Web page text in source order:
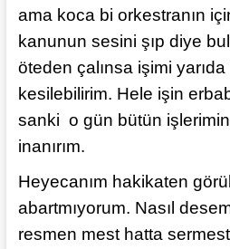
ama koca bi orkestranın
kanunun sesini şıp diye
öteden çalınsa işimi
kesilebilirim. Hele işin
sanki o gün bütün
inanırım.
Heyecanım hakikaten
abartmıyorum. Nasıl
resmen mest hatta